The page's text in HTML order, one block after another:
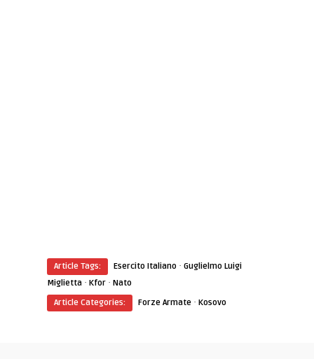
Article Tags: Esercito Italiano ·Guglielmo Luigi
Miglietta ·Kfor ·Nato
Article Categories:
Forze Armate ·Kosovo